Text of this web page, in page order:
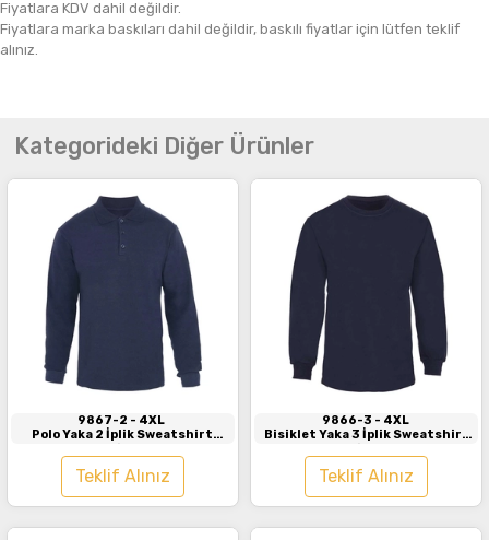
Fiyatlara KDV dahil değildir.
Fiyatlara marka baskıları dahil değildir, baskılı fiyatlar için lütfen teklif
alınız.
Kategorideki Diğer Ürünler
9867-2 - 4XL
Polo Yaka 2 İplik Sweatshirt
Teklif Alınız
9866-3 - 4XL
Bisiklet Yaka 3 İplik Sweatshirt
Teklif Alınız